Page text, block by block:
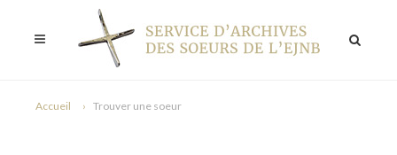
Accueil Trouver une soeur